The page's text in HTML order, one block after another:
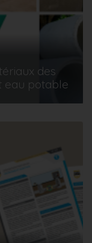
des
eau potable